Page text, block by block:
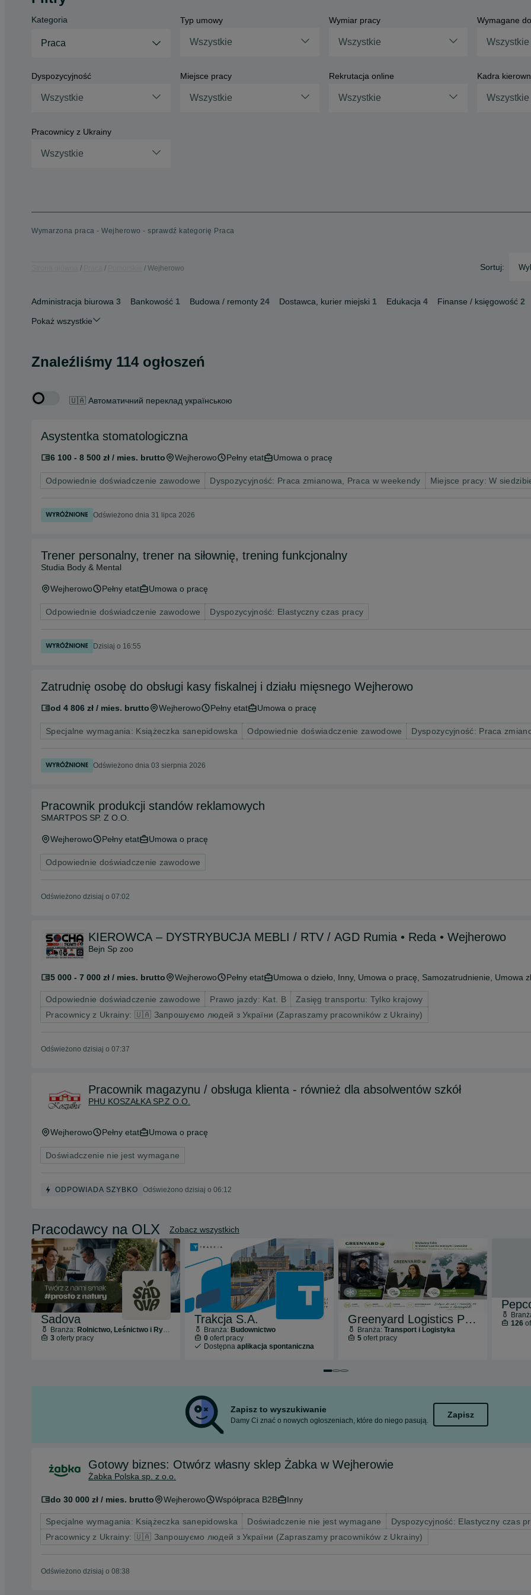
Kategoria
Praca
Typ umowy
Wszystkie
Wymiar pracy
Wszystkie
Wymagane
Wszystkie
Dyspozycyjność
Wszystkie
Miejsce pracy
Wszystkie
Rekrutacja online
Wszystkie
Kadra
Wszystkie
Pracownicy z Ukrainy
Wszystkie
Wymarzona praca - Wejherowo - sprawdź kategorię Praca
Wejherowo Sortuj:
Administracja biurowa 3 Bankowość 1 Budowa / remonty 24 Dostawca, kurier miejski 1 Edukacja 4 Finanse / księgowość 2
Pokaż wszystkie
Znaleźliśmy 114 ogłoszeń
🇺🇦 Автоматичний переклад українською
Asystentka stomatologiczna
6 100 - 8 500 zł / mies. brutto Wejherowo Pełny etat Umowa o pracę
Odpowiednie doświadczenie zawodowe Dyspozycyjność: Praca zmianowa, Praca w weekendy Miejsce pracy: W
Odświeżono dnia 31 lipca 2026
Trener personalny, trener na siłownię, trening funkcjonalny
Studia Body & Mental
Wejherowo Pełny etat Umowa o pracę
Odpowiednie doświadczenie zawodowe Dyspozycyjność: Elastyczny czas pracy
Dzisiaj o 16:55
Zatrudnię osobę do obsługi kasy fiskalnej i działu mięsnego Wejherowo
od 4 806 zł / mies. brutto Wejherowo Pełny etat Umowa o pracę
Specjalne wymagania: Książeczka sanepidowska Odpowiednie doświadczenie zawodowe Dyspozycyjność: Praca
Odświeżono dnia 03 sierpnia 2026
Pracownik produkcji standów reklamowych
SMARTPOS SP. Z O.O.
Wejherowo Pełny etat Umowa o pracę
Odpowiednie doświadczenie zawodowe
Odświeżono dzisiaj o 07:02
KIEROWCA – DYSTRYBUCJA MEBLI / RTV / AGD Rumia • Reda • Wejherowo
Bejn Sp zoo
5 000 - 7 000 zł / mies. brutto Wejherowo Pełny etat Umowa o dzieło, Inny, Umowa o pracę, Samozatrudnienie, Umowa
Odpowiednie doświadczenie zawodowe Prawo jazdy: Kat. B
Zasięg transportu: Tylko krajowy
Pracownicy z Ukrainy: 🇺🇦 Запрошуємо людей з України (Zapraszamy pracowników z Ukrainy)
Odświeżono dzisiaj o 07:37
Pracownik magazynu / obsługa klienta - również dla absolwentów szkół
PHU KOSZAŁKA SP.Z O.O.
Wejherowo Pełny etat Umowa o pracę
Doświadczenie nie jest wymagane
ODPOWIADA SZYBKO Odświeżono dzisiaj o 06:12
Pracodawcy na OLX Zobacz wszystkich
Sadova
Branża: Rolnictwo, Leśnictwo i Rybołówstwo
3oferty pracy
Trakcja S.A.
Branża: Budownictwo
0 ofert pracy
Dostępna aplikacja spontaniczna
Greenyard Logistics Poland
Branża: Transport i Logistyka
5ofert pracy
126
Przejdź do slajdu 1 z 3
Przejdź do slajdu 2 z 3
Przejdź do slajdu 3 z 3
Zapisz to wyszukiwanie
Damy Ci znać o nowych ogłoszeniach, które do niego pasują.
Zapisz
Gotowy biznes: Otwórz własny sklep Żabka w Wejherowie
Żabka Polska sp. z o.o.
do 30 000 zł / mies. brutto Wejherowo Współpraca B2B Inny
Specjalne wymagania: Książeczka sanepidowska Doświadczenie nie jest wymagane
Dyspozycyjność: Elastyczny czas
Pracownicy z Ukrainy: 🇺🇦 Запрошуємо людей з України (Zapraszamy pracowników z Ukrainy)
Odświeżono dzisiaj o 08:38